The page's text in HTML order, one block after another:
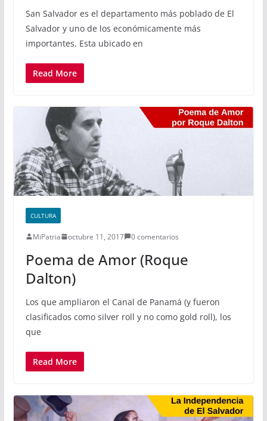
San Salvador es el departamento más poblado de El
Salvador y uno de los económicamente más
importantes. Esta ubicado en
Read More
CULTURA
MiPatria octubre 11, 2017 0 comentarios
Poema de Amor (Roque
Dalton)
Los que ampliaron el Canal de Panamá (y fueron
clasificados como silver roll y no como gold roll), los
que
Read More